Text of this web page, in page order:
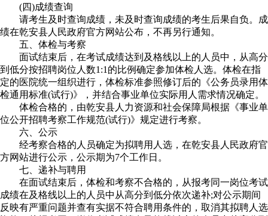
(四)成绩查询
请考生及时查询成绩，未及时查询成绩的考生后果自负。成
绩在乾安县人民政府官方网站公布，不再另行通知。
五、体检与考察
面试结束后，在考试成绩达到及格线以上的人员中，从高分
到低分按招聘岗位人数1:1的比例确定参加体检人选。体检在指
定的医院统一组织进行，体检标准参照修订后的《公务员录用体
检通用标准(试行)》，并结合事业单位实际用人需求情况确定。
体检合格的，由乾安县人力资源和社会保障局根据《事业单
位公开招聘考察工作规范(试行)》规定进行考察。
六、公示
经考察合格的人员确定为拟聘用人选，在乾安县人民政府官
方网站进行公示，公示期为7个工作日。
七、递补与聘用
在面试结束后，体检和考察不合格的，从报考同一岗位考试
成绩在及格线以上的人员中从高分到低分依次递补;对公示期间
反映有严重问题并查有实据不符合聘用条件的，取消其拟聘人选